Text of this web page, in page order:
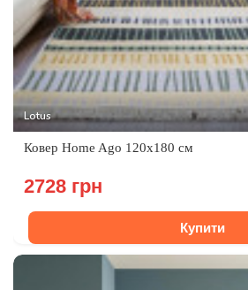
Lotus
Ковер Home Ago 120х180 см
2728 грн
Купити